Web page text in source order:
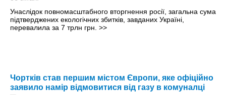
Унаслідок повномасштабного вторгнення росії, загальна сума
підтверджених екологічних збитків, завданих Україні,
перевалила за 7 трлн грн. >>
Чортків став першим містом Європи, яке офіційно
заявило намір відмовитися від газу в комуналці